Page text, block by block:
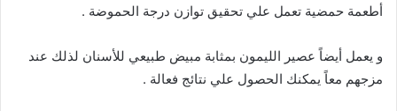
أطعمة حمضية تعمل علي تحقيق توازن درجة الحموضة .
و يعمل أيضاً عصير الليمون بمثابة مبيض طبيعي للأسنان لذلك عند
مزجهم معاً يمكنك الحصول علي نتائج فعالة .